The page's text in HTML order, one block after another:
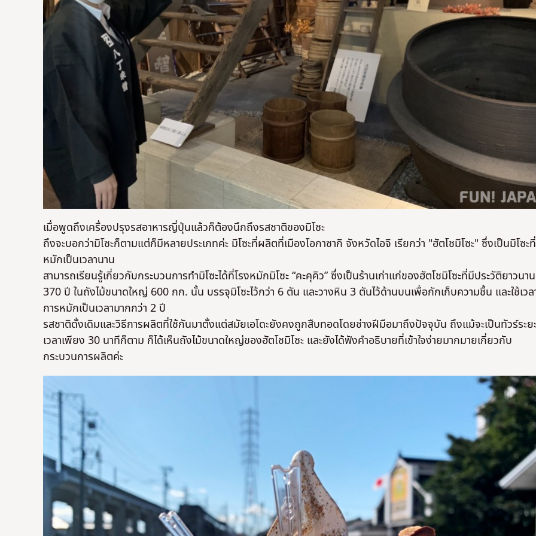
เมื่อพูดถึงเครื่องปรุงรสอาหารญี่ปุ่นแล้วก็ต้องนึกถึงรสชาติของมิโซะ
ถึงจะบอกว่ามิโซะก็ตามแต่ก็มีหลายประเภทค่ะ มิโซะที่ผลิตที่เมืองโอกาซากิ จังหวัดไอจิ เรียกว่า "ฮัตโชมิโซะ" ซึ่งเป็นมิโซะ
หมักเป็นเวลานาน
สามารถเรียนรู้เกี่ยวกับกระบวนการทำมิโซะได้ที่โรงหมักมิโซะ “คะคุคิว” ซึ่งเป็นร้านเก่าแก่ของฮัตโชมิโซะที่มีประวัติยาวนา
370 ปี ในถังไม้ขนาดใหญ่ 600 กก. นั้น บรรจุมิโซะไว้กว่า 6 ตัน และวางหิน 3 ตันไว้ด้านบนเพื่อกักเก็บความชื้น และใช้เวล
การหมักเป็นเวลามากกว่า 2 ปี
รสชาติดั้งเดิมและวิธีการผลิตที่ใช้กันมาตั้งแต่สมัยเอโดะยังคงถูกสืบทอดโดยช่างฝีมือมาถึงปัจจุบัน ถึงแม้จะเป็นทัวร์ระย
เวลาเพียง 30 นาทีก็ตาม ก็ได้เห็นถังไม้ขนาดใหญ่ของฮัตโชมิโซะ และยังได้ฟังคำอธิบายที่เข้าใจง่ายมากมายเกี่ยวกับ
กระบวนการผลิตค่ะ